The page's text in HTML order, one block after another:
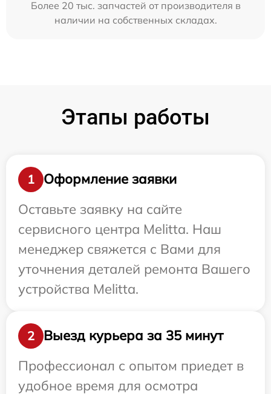
Более 20 тыс. запчастей от производителя в
наличии на собственных складах.
Этапы работы
1
Оформление заявки
Оставьте заявку на сайте
сервисного центра Melitta. Наш
менеджер свяжется с Вами для
уточнения деталей ремонта Вашего
устройства Melitta.
2
Выезд курьера за 35 минут
Профессионал с опытом приедет в
удобное время для осмотра